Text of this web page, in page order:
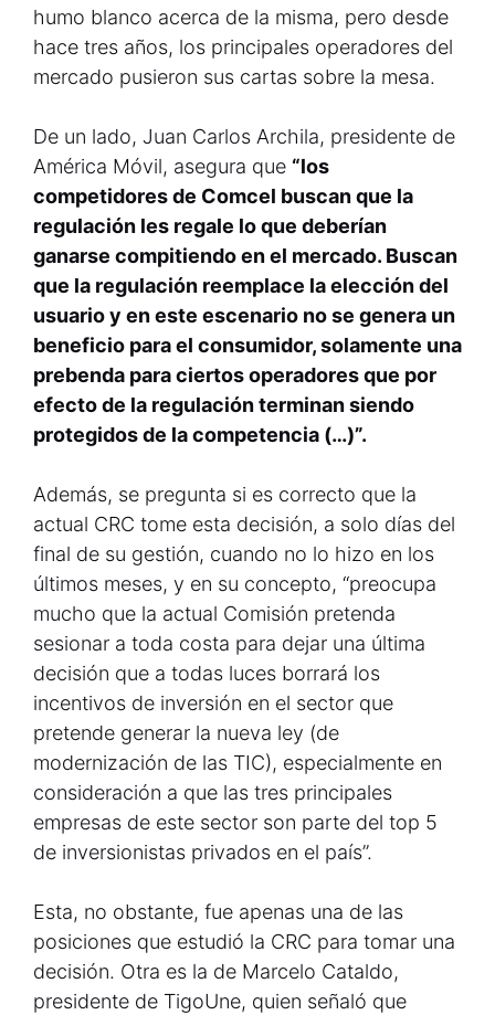
humo blanco acerca de la misma, pero desde
hace tres años, los principales operadores del
mercado pusieron sus cartas sobre la mesa.
De un lado, Juan Carlos Archila, presidente de
América Móvil, asegura que “los
competidores de Comcel buscan que la
regulación les regale lo que deberían
ganarse compitiendo en el mercado. Buscan
que la regulación reemplace la elección del
usuario y en este escenario no se genera un
beneficio para el consumidor, solamente una
prebenda para ciertos operadores que por
efecto de la regulación terminan siendo
protegidos de la competencia (…)”.
Además, se pregunta si es correcto que la
actual CRC tome esta decisión, a solo días del
final de su gestión, cuando no lo hizo en los
últimos meses, y en su concepto, “preocupa
mucho que la actual Comisión pretenda
sesionar a toda costa para dejar una última
decisión que a todas luces borrará los
incentivos de inversión en el sector que
pretende generar la nueva ley (de
modernización de las TIC), especialmente en
consideración a que las tres principales
empresas de este sector son parte del top 5
de inversionistas privados en el país”.
Esta, no obstante, fue apenas una de las
posiciones que estudió la CRC para tomar una
decisión. Otra es la de Marcelo Cataldo,
presidente de TigoUne, quien señaló que